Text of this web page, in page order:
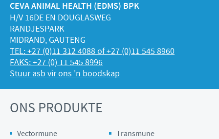
CEVA ANIMAL HEALTH (EDMS) BPK
H/V 16DE EN DOUGLASWEG
RANDJESPARK
MIDRAND, GAUTENG
TEL: +27 (0)11 312 4088 of +27 (0)11 545 8960
FAKS: +27 (0) 11 545 8996
Stuur asb vir ons 'n boodskap
ONS PRODUKTE
Vectormune
Transmune